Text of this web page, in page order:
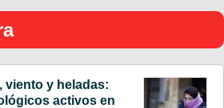
viento y heladas:
activos en